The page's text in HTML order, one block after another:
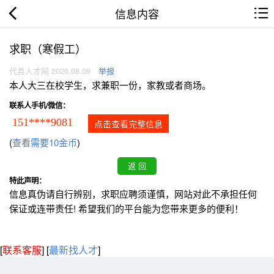
信息内容
求职（寒假工）
代县人才网 2026.08.09 举报
本人大三在校学生，求兼职一份，家教或者商场。
联系人手机/微信：
151****9081 点击查看完整信息
(查看需要10金币)
特此声明：
信息真伪请自行辨别，求职应聘须谨慎，网站对此不承担任何
保证或连带责任! 希望我们的平台能为您带来更多的便利！
[联系客服] [最新找人才]